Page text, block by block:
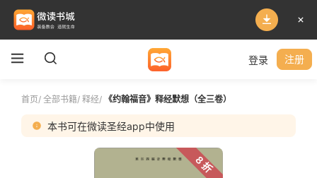
登录 注册
首页/ 全部书籍/ 释经/ 《约翰福音》释经默想（全三卷）
本书可在微读圣经app中使用
8 折